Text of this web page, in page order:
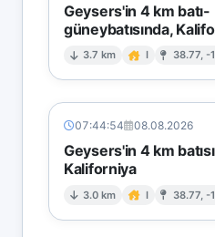
Geysers'in 4 km batı-
güneybatısında,
3.7 km I 38.77, -
07:44:54 08.08.2026
Geysers'in 4 km
Kaliforniya
3.0 km I 38.77, -